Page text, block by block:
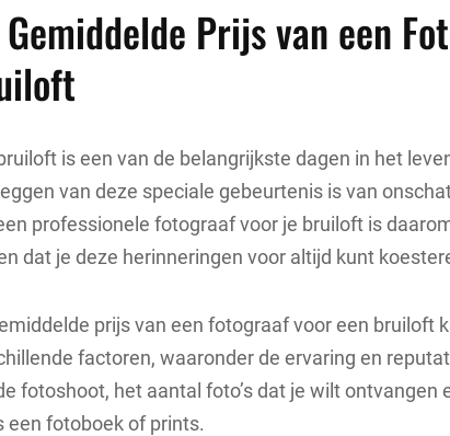
Gemiddelde Prijs van een
is een van de belangrijkste dagen in het
van deze speciale gebeurtenis is van
professionele fotograaf voor je bruiloft is
dat je deze herinneringen voor altijd kunt
prijs van een fotograaf voor een bruiloft
factoren, waaronder de ervaring en
fotoshoot, het aantal foto’s dat je wilt ontvangen
een fotoboek of prints.